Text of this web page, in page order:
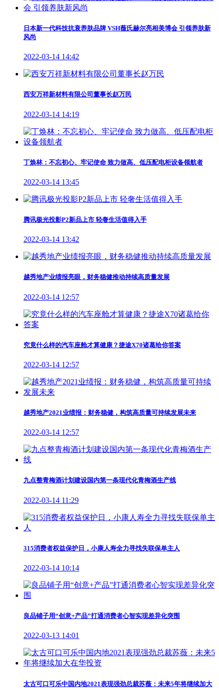
日本新一代科技抗衰养肤品牌 VSH薇氏赫尔亮相美博会 引领养肤新
风尚
2022-03-14 14:42
西安万祥新材料有限公司董事长赵万民
2022-03-14 14:19
丁焕林：不忘初心、牢记使命 致力做高、低压配电柜设备领航者
2022-03-14 13:45
腾讯极光投影P2新品上市 轻奢生活值得入手
2022-03-14 13:42
越秀地产业绩报亮眼，财务稳健推动持续高质量发展
2022-03-14 12:57
究竟什么样的汽车座舱才算健康？捷途X70诸葛给你答案
2022-03-14 12:57
越秀地产2021业绩报：财务稳健，构筑高质量可持续发展未来
2022-03-14 12:57
九点整青梅酒计划建设国内第一条现代化青梅酒生产线
2022-03-14 11:29
315消费者权益保护日，小康人寿全力寻找失联保单主人
2022-03-14 10:14
良品铺子用“创意+产品”打通消费者心智实现差异化突围
2022-03-13 14:01
太古可口可乐中国内地2021表现强劲总裁苏薇：未来5年将继续加大